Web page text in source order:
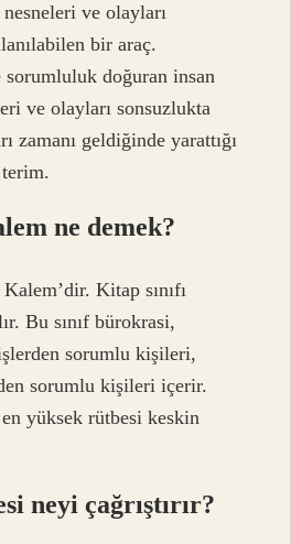
ve olayları
bir araç.
sorumluluk doğuran insan
ve olayları sonsuzlukta
zamanı geldiğinde yarattığı
ne demek?
Kitap sınıfı
Bu sınıf bürokrasi,
sorumlu kişileri,
sorumlu kişileri içerir.
en yüksek rütbesi keskin
neyi çağrıştırır?